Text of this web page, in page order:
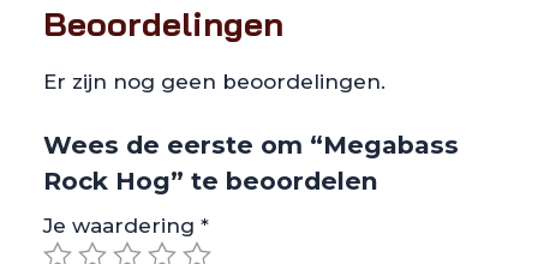
Beoordelingen
Er zijn nog geen beoordelingen.
Wees de eerste om “Megabass
Rock Hog” te beoordelen
Je waardering *